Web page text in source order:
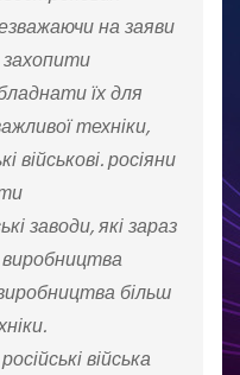
на заяви
їх для
техніки,
військові. росіяни
заводи, які зараз
виробництва
більш
війська